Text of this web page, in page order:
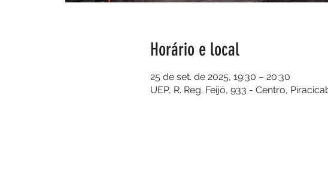
Horário e local
25 de set. de 2025, 19:30 – 20:30
UEP, R. Reg. Feijó, 933 - Centro,